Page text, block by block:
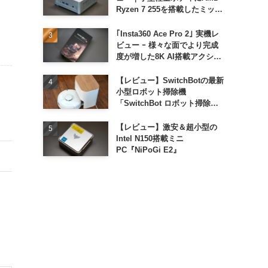
Ryzen 7 255を搭載したミッド
｢Insta360 Ace Pro 2｣ 実機レ
ビュー ｰ 様々な面でより完成
度が増した8K AI搭載アクショ
【レビュー】SwitchBotの最新
小型ロボット掃除機
「SwitchBot ロボット掃除機
【レビュー】激安＆超小型の
Intel N150搭載ミニ
PC『NiPoGi E2』